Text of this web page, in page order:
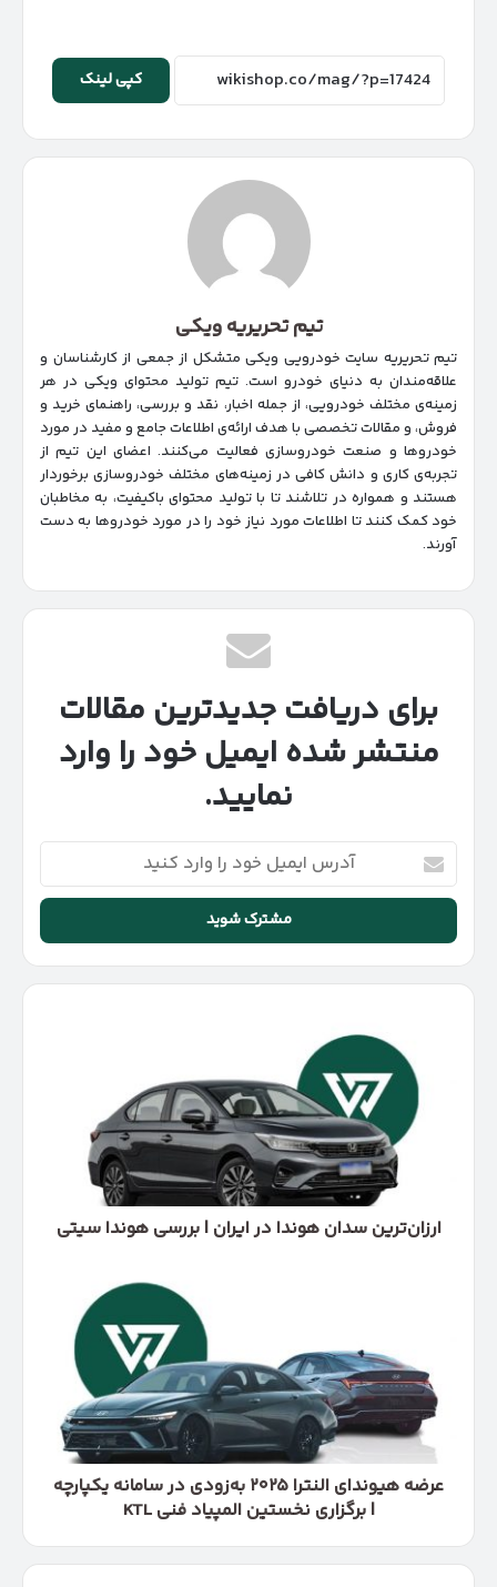
کپی لینک
تیم تحریریه ویکی
تیم تحریریه سایت خودرویی ویکی متشکل از جمعی از کارشناسان و
علاقه‌مندان به دنیای خودرو است. تیم تولید محتوای ویکی در هر
زمینه‌‌ی مختلف خودرویی، از جمله اخبار، نقد و بررسی، راهنمای خرید و
فروش، و مقالات تخصصی با هدف ارائه‌ی اطلاعات جامع و مفید در مورد
خودروها و صنعت خودروسازی فعالیت می‌کنند. اعضای این تیم از
تجربه‌ی کاری و دانش کافی در زمینه‌های مختلف خودروسازی برخوردار
هستند و همواره در تلاشند تا با تولید محتوای باکیفیت، به مخاطبان
خود کمک کنند تا اطلاعات مورد نیاز خود را در مورد خودروها به دست
آورند.
برای دریافت جدیدترین مقالات
منتشر شده ایمیل خود را وارد
نمایید.
آدرس
ایمیل
خود
وارد
کنید
ارزان‌ترین سدان هوندا در ایران | بررسی هوندا سیتی
به‌زودی
سامانه
یکپارچه
برگزاری
عرضه هیوندای النترا ۲۰۲۵ به‌زودی در سامانه یکپارچه
| برگزاری نخستین المپیاد فنی KTL